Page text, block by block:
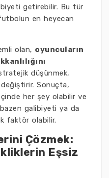
getirebilir. Bu tür
en heyecan
olan, oyuncuların
düşünmek,
değiştirir. Sonuçta,
her şey olabilir ve
galibiyeti ya da
faktör olabilir.
Çözmek:
Eşsiz